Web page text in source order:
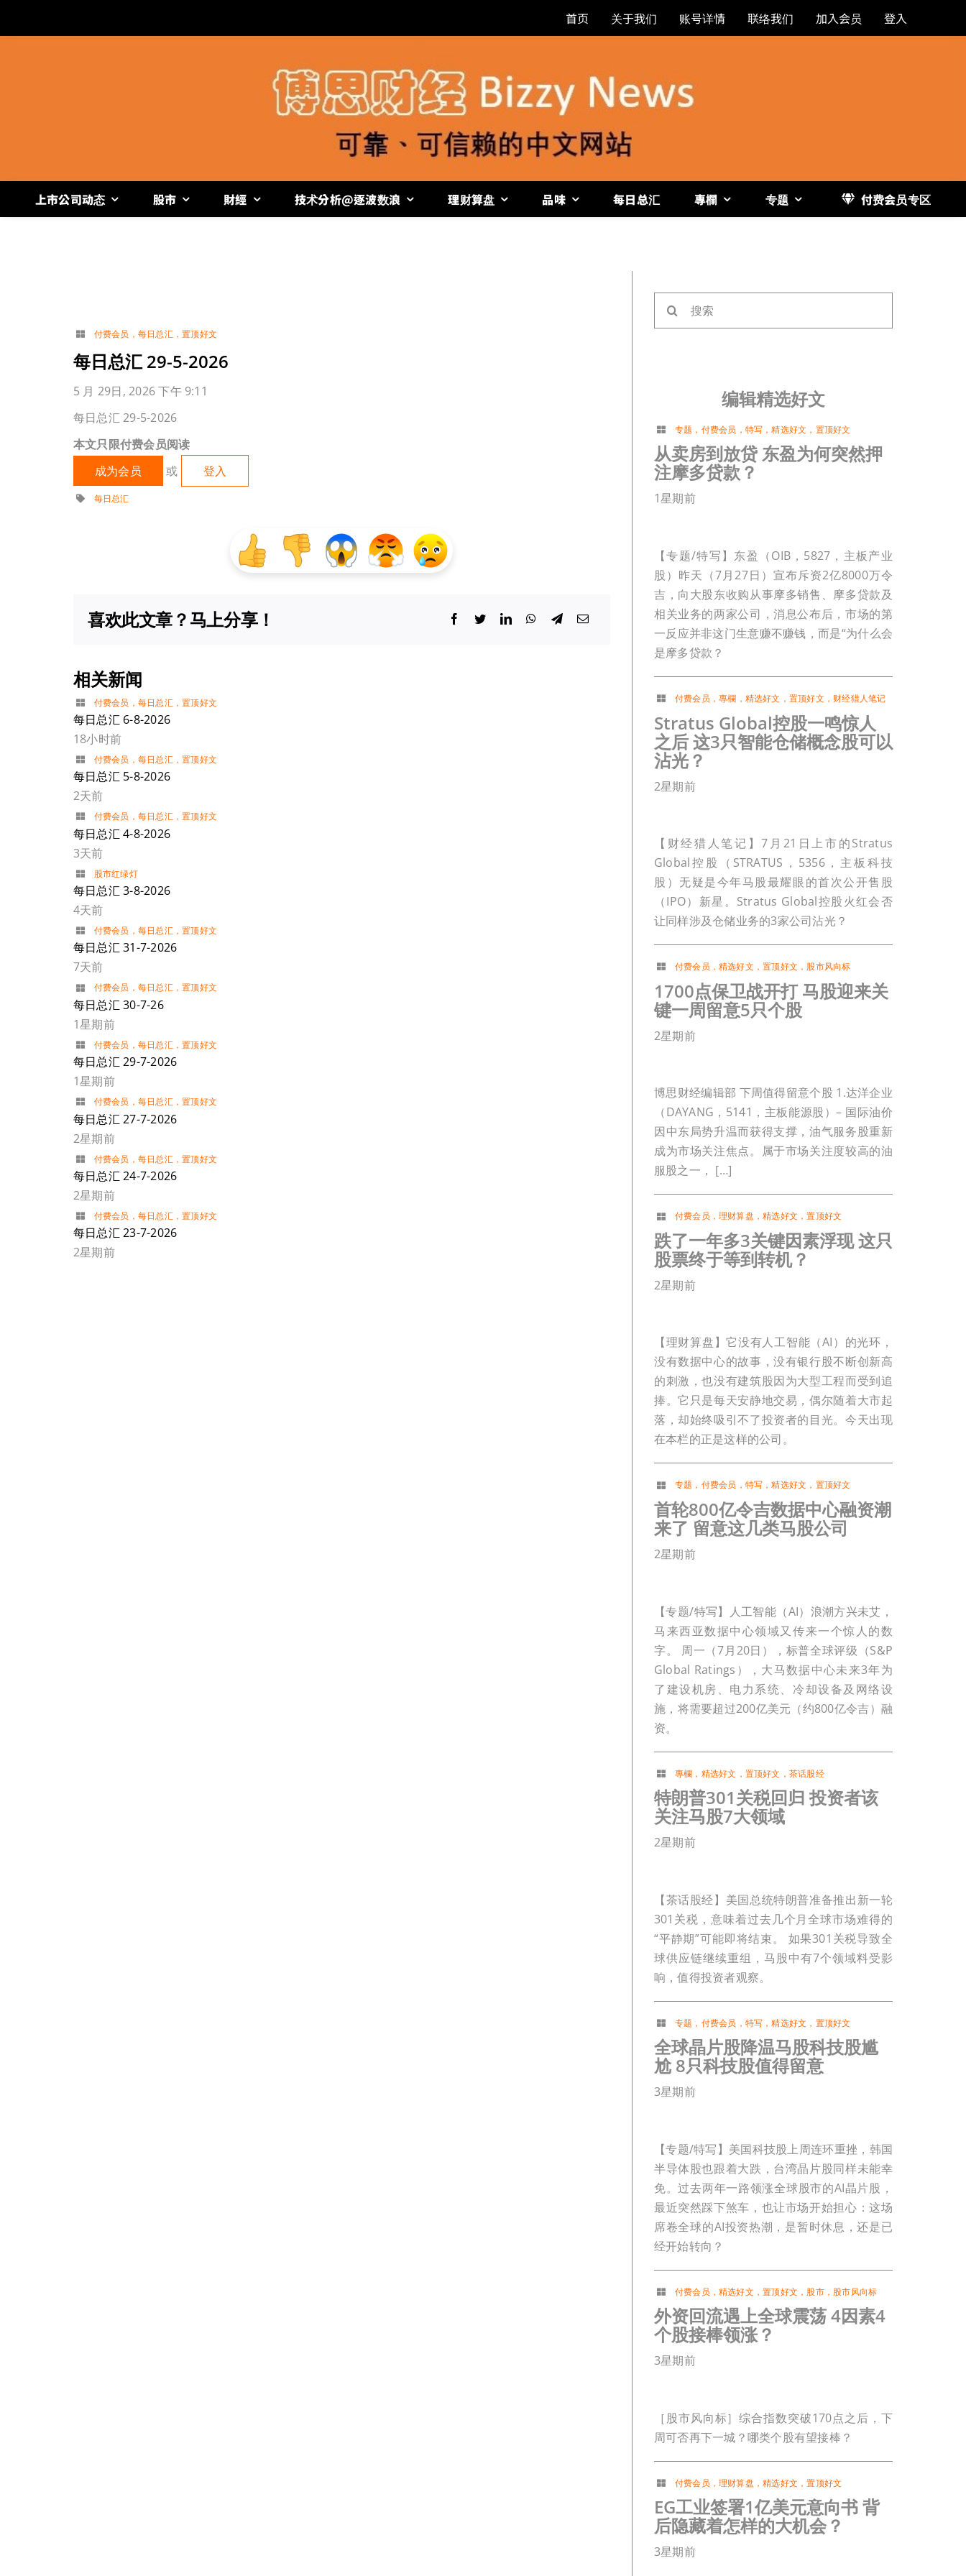
首页 关于我们 账号详情 联络我们 加入会员 登入
上市公司动态 股市 財經 技术分析@逐波数浪 理财算盘 品味 每日总汇 專欄 专题 付费会员专区
付费会员 ， 每日总汇，置顶好文
每日总汇 29-5-2026
5 月 29日, 2026 下午 9:11
每日总汇 29-5-2026
本文只限付费会员阅读
成为会员
或 登入
每日总汇
喜欢此文章？马上分享！
相关新闻
付费会员 ， 每日总汇，置顶好文
每日总汇 6-8-2026
18小时前
付费会员 ， 每日总汇，置顶好文
每日总汇 5-8-2026
2天前
付费会员 ， 每日总汇，置顶好文
每日总汇 4-8-2026
3天前
股市红绿灯
每日总汇 3-8-2026
4天前
付费会员 ， 每日总汇，置顶好文
每日总汇 31-7-2026
7天前
付费会员 ， 每日总汇，置顶好文
每日总汇 30-7-26
1星期前
付费会员 ， 每日总汇，置顶好文
每日总汇 29-7-2026
1星期前
付费会员 ， 每日总汇，置顶好文
每日总汇 27-7-2026
2星期前
付费会员 ， 每日总汇，置顶好文
每日总汇 24-7-2026
2星期前
付费会员 ， 每日总汇，置顶好文
每日总汇 23-7-2026
2星期前
索：
编辑精选好文
专题 ， 付费会员 ， 特写 ，精选好文 ， 置顶好文
从卖房到放贷 东盈为何突然押
注摩多贷款？
1星期前
【专题/特写】东盈（OIB，5827，主板产业
股）昨天（7月27日）宣布斥资2亿8000万令
吉，向大股东收购从事摩多销售、摩多贷款及
相关业务的两家公司，消息公布后，市场的第
一反应并非这门生意赚不赚钱，而是“为什么会
是摩多贷款？
付费会员 ，專欄 ， 精选好文 ， 置顶好文 ， 财经猎人笔记
Stratus Global控股一鸣惊人
之后 这3只智能仓储概念股可以
沾光？
2星期前
【财经猎人笔记】7月21日上市的Stratus
Global控股（STRATUS，5356，主板科技
股）无疑是今年马股最耀眼的首次公开售股
（IPO）新星。Stratus Global控股火红会否
让同样涉及仓储业务的3家公司沾光？
付费会员 ，精选好文 ，置顶好文 ， 股市风向标
1700点保卫战开打 马股迎来关
键一周留意5只个股
2星期前
博思财经编辑部 下周值得留意个股 1.达洋企业
（DAYANG，5141，主板能源股）– 国际油价
因中东局势升温而获得支撑，油气服务股重新
成为市场关注焦点。属于市场关注度较高的油
服股之一， […]
付费会员 ，理财算盘 ，精选好文 ，置顶好文
跌了一年多3关键因素浮现 这只
股票终于等到转机？
2星期前
【理财算盘】它没有人工智能（AI）的光环，
没有数据中心的故事，没有银行股不断创新高
的刺激，也没有建筑股因为大型工程而受到追
捧。它只是每天安静地交易，偶尔随着大市起
落，却始终吸引不了投资者的目光。今天出现
在本栏的正是这样的公司。
专题 ， 付费会员 ， 特写 ，精选好文 ， 置顶好文
首轮800亿令吉数据中心融资潮
来了 留意这几类马股公司
2星期前
【专题/特写】人工智能（AI）浪潮方兴未艾，
马来西亚数据中心领域又传来一个惊人的数
字。 周一（7月20日），标普全球评级（S&P
Global Ratings），大马数据中心未来3年为
了建设机房、电力系统、冷却设备及网络设
施，将需要超过200亿美元（约800亿令吉）融
资。
專欄 ， 精选好文 ， 置顶好文 ， 茶话股经
特朗普301关税回归 投资者该
关注马股7大领域
2星期前
【茶话股经】美国总统特朗普准备推出新一轮
301关税，意味着过去几个月全球市场难得的
“平静期”可能即将结束。 如果301关税导致全
球供应链继续重组，马股中有7个领域料受影
响，值得投资者观察。
专题 ， 付费会员 ， 特写 ，精选好文 ， 置顶好文
全球晶片股降温马股科技股尴
尬 8只科技股值得留意
3星期前
【专题/特写】美国科技股上周连环重挫，韩国
半导体股也跟着大跌，台湾晶片股同样未能幸
免。过去两年一路领涨全球股市的AI晶片股，
最近突然踩下煞车，也让市场开始担心：这场
席卷全球的AI投资热潮，是暂时休息，还是已
经开始转向？
付费会员 ，精选好文 ，置顶好文 ， 股市， 股市风向标
外资回流遇上全球震荡 4因素4
个股接棒领涨？
3星期前
［股市风向标］综合指数突破170点之后，下
周可否再下一城？哪类个股有望接棒？
付费会员 ，理财算盘 ，精选好文 ，置顶好文
EG工业签署1亿美元意向书 背
后隐藏着怎样的大机会？
3星期前